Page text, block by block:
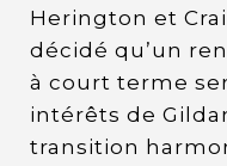
Herington et
décidé qu’un
à court terme
intérêts de
transition